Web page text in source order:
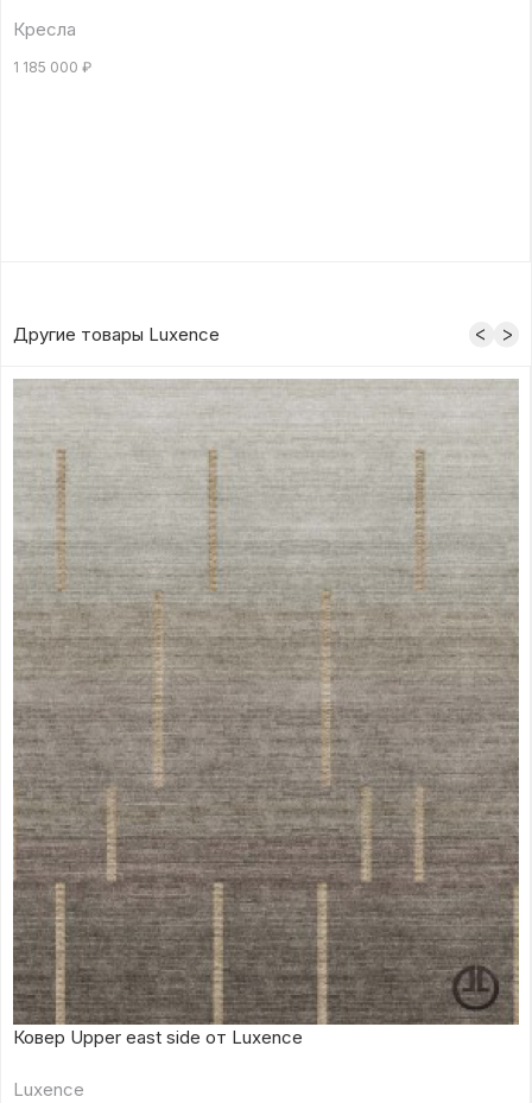
Кресла
1 185 000 ₽
Другие товары Luxence
Ковер Upper east side от Luxence
Luxence